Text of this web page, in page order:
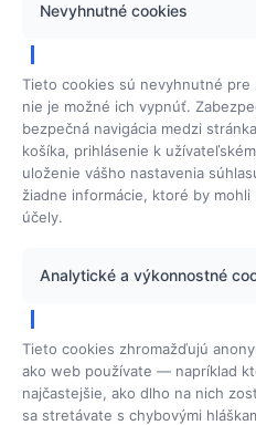
Ponuka
Ponuka
Ponuka
Nevyhnutné cookies
Tieto cookies sú nevyhnutné
nie je možné ich vypnúť.
bezpečná navigácia medzi
košíka, prihlásenie k
uloženie vášho nastavenia
žiadne informácie, ktoré by
účely.
Analytické a výkonnostné
Tieto cookies zhromažďujú
ako web používate — napríklad
najčastejšie, ako dlho na nich
sa stretávate s chybovými